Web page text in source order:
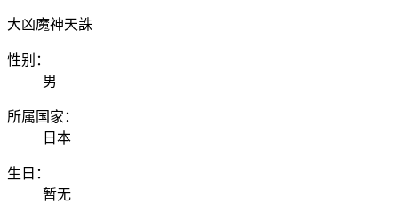
大凶魔神天誅
性别：
男
所属国家：
日本
生日：
暂无